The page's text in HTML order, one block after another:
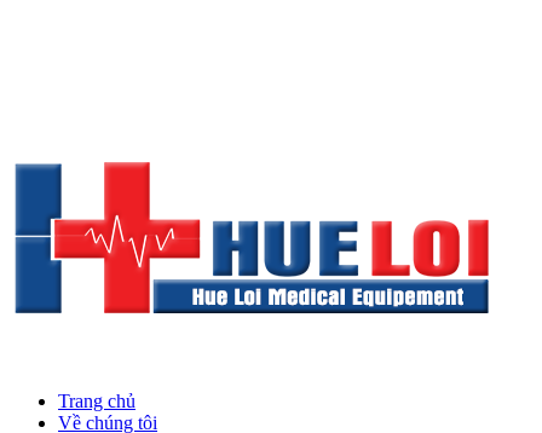
Trang chủ
Về chúng tôi